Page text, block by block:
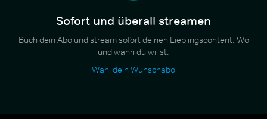
Sofort und überall streamen
Buch dein Abo und stream sofort deinen Lieblingscontent. Wo
und wann du willst.
Wähl dein Wunschabo